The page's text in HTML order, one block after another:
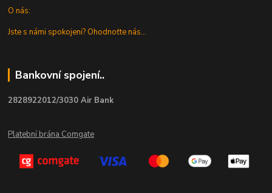
O nás:
Jste s námi spokojeni? Ohodnoťte nás...
Bankovní spojení..
2828922012/3030 Air Bank
Platební brána Comgate